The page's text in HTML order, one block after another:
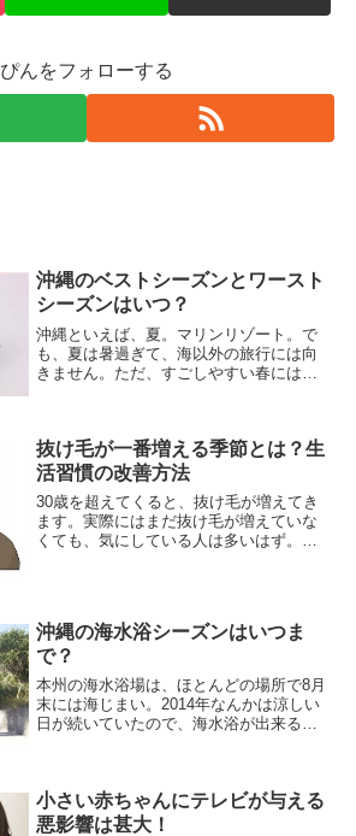
ぴんをフォローする
沖縄のベストシーズンとワースト
シーズンはいつ？
沖縄といえば、夏。マリンリゾート。で
も、夏は暑過ぎて、海以外の旅行には向
きません。ただ、すごしやすい春には梅
で決めてしまいました！ベ...
抜け毛が一番増える季節とは？生
活習慣の改善方法
30歳を超えてくると、抜け毛が増えてき
ます。実際にはまだ抜け毛が増えていな
くても、気にしている人は多いはず。そ
4倍、抜け毛が増えると...
沖縄の海水浴シーズンはいつま
で？
本州の海水浴場は、ほとんどの場所で8月
末には海じまい。2014年なんかは涼しい
日が続いていたので、海水浴が出来る真
風の影響が・・け...
小さい赤ちゃんにテレビが与える
悪影響は甚大！